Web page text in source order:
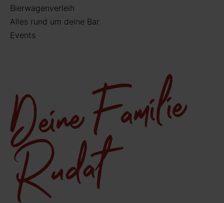
Bierwagenverleih
Alles rund um deine Bar
Events